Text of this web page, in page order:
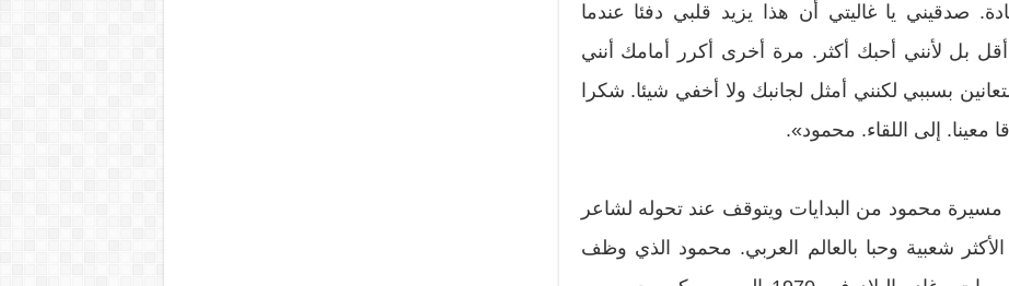
صدقيني يا غاليتي أن هذا يزيد قلبي دفئا عندما
بل لأنني أحبك أكثر. مرة أخرى أكرر أمامك أنني
بسببي لكنني أمثل لجانبك ولا أخفي شيئا. شكرا
معينا. إلى اللقاء. محمود».
مسيرة محمود من البدايات ويتوقف عند تحوله لشاعر
شعبية وحبا بالعالم العربي. محمود الذي وظف